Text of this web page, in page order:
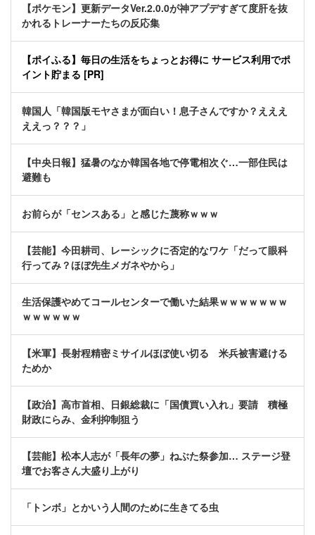
【ポケモン】更新データVer.2.0.0が神アプデすぎて度肝を抜
かれるトレーナーたちの反応集
【ポイふる】毎日の生活をちょっとお得に サービス利用でポ
イント貯まる [PR]
韓国人「韓国版モヤさまが面白い！息子さんですか？えええ
ええっ？？？」
【中央日報】猛暑のなか韓国各地で停電相次ぐ…一部住民は
避難も
お前らが「センスある」と感じた蔑称ｗｗｗ
【芸能】今田耕司、レーシックに否定的なワケ「だって眼科
行ってみ？ほぼ先生メガネやから」
生活保護やめてコールセンターで働いた結果ｗｗｗｗｗｗｗ
ｗｗｗｗｗｗ
【米軍】長射程精密ミサイルほぼ使い切る 米兵被害避ける
ためか
【政治】高市首相、日銀総裁に「国債買い入れ」要請 積極
財政にらみ、金利抑制狙う
【芸能】松本人志が「長年の夢」ねぶた祭参加… ステージ登
壇でお客さん大盛り上がり
「トンボ」とかいう人間のために生きてる虫